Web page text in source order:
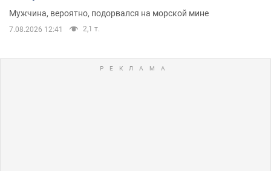
Мужчина, вероятно, подорвался на морской мине
7.08.2026 12:41 2,1 т.